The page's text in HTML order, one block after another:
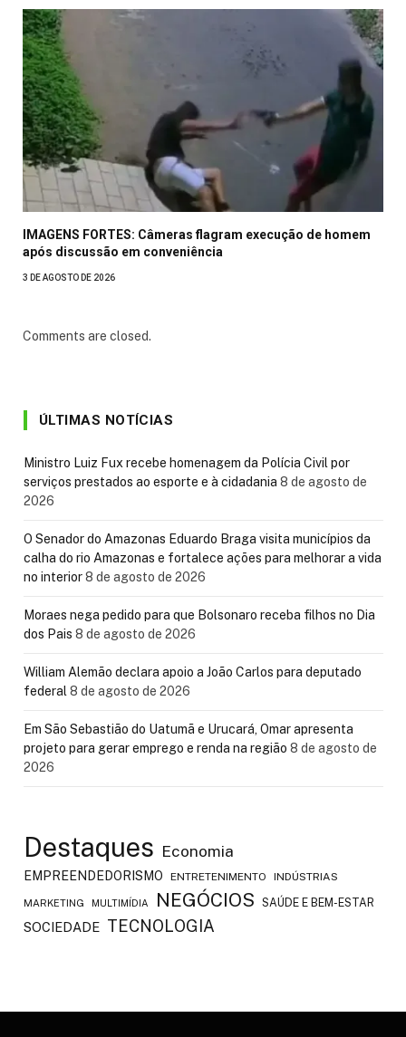
IMAGENS FORTES: Câmeras flagram execução de homem
após discussão em conveniência
3 DE AGOSTO DE 2026
Comments are closed.
ÚLTIMAS NOTÍCIAS
Ministro Luiz Fux recebe homenagem da Polícia Civil por
serviços prestados ao esporte e à cidadania 8 de agosto de
2026
O Senador do Amazonas Eduardo Braga visita municípios da
calha do rio Amazonas e fortalece ações para melhorar a vida
no interior8 de agosto de 2026
Moraes nega pedido para que Bolsonaro receba filhos no Dia
dos Pais 8 de agosto de 2026
William Alemão declara apoio a João Carlos para deputado
federal 8 de agosto de 2026
Em São Sebastião do Uatumã e Urucará, Omar apresenta
projeto para gerar emprego e renda na região 8 de agosto de
2026
Destaques Economia
EMPREENDEDORISMO ENTRETENIMENTO INDÚSTRIAS
MARKETING MULTIMÍDIA NEGÓCIOS SAÚDE E BEM-ESTAR
SOCIEDADE TECNOLOGIA